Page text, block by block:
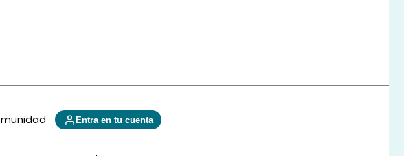
Entra en tu cuenta